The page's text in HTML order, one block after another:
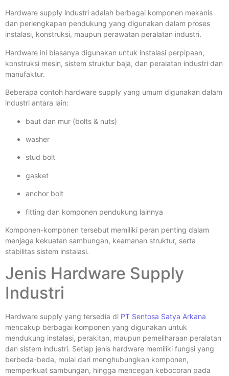
Hardware supply industri adalah berbagai komponen mekanis
dan perlengkapan pendukung yang digunakan dalam proses
instalasi, konstruksi, maupun perawatan peralatan industri.
Hardware ini biasanya digunakan untuk instalasi perpipaan,
konstruksi mesin, sistem struktur baja, dan peralatan industri dan
manufaktur.
Beberapa contoh hardware supply yang umum digunakan dalam
industri antara lain:
baut dan mur (bolts & nuts)
washer
stud bolt
gasket
anchor bolt
fitting dan komponen pendukung lainnya
Komponen-komponen tersebut memiliki peran penting dalam
menjaga kekuatan sambungan, keamanan struktur, serta
stabilitas sistem instalasi.
Jenis Hardware Supply
Industri
Hardware supply yang tersedia di PT Sentosa Satya Arkana
mencakup berbagai komponen yang digunakan untuk
mendukung instalasi, perakitan, maupun pemeliharaan peralatan
dan sistem industri. Setiap jenis hardware memiliki fungsi yang
berbeda-beda, mulai dari menghubungkan komponen,
memperkuat sambungan, hingga mencegah kebocoran pada